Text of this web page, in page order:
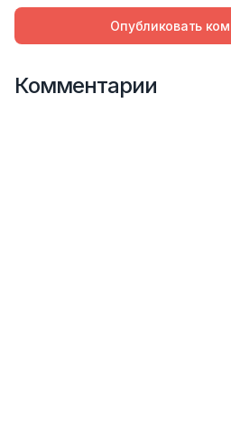
Опубликовать
Комментарии